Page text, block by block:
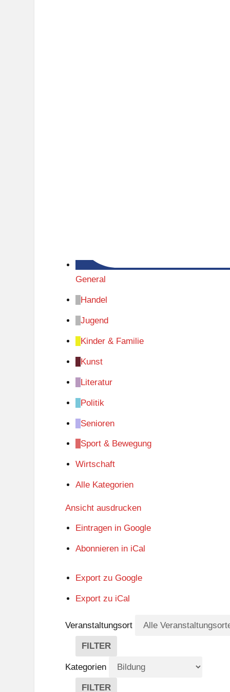
General
Handel
Jugend
Kinder & Familie
Kunst
Literatur
Politik
Senioren
Sport & Bewegung
Wirtschaft
Alle Kategorien
Ansicht ausdrucken
Eintragen in Google
Abonnieren in iCal
Export zu Google
Export zu iCal
Veranstaltungsort
FILTER
V
E
R
A
Kategorien
FILTER